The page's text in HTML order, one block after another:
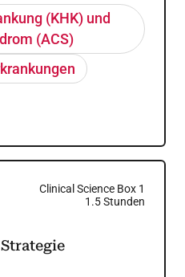
(KHK) und
(ACS)
Clinical Science Box 1
1.5Stunden